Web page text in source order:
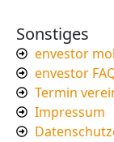
Sonstiges
envestor
envestor
Termin
Impressum